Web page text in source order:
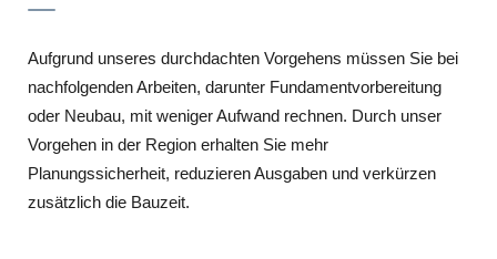
Aufgrund unseres durchdachten Vorgehens müssen Sie bei
nachfolgenden Arbeiten, darunter Fundamentvorbereitung
oder Neubau, mit weniger Aufwand rechnen. Durch unser
Vorgehen in der Region erhalten Sie mehr
Planungssicherheit, reduzieren Ausgaben und verkürzen
zusätzlich die Bauzeit.